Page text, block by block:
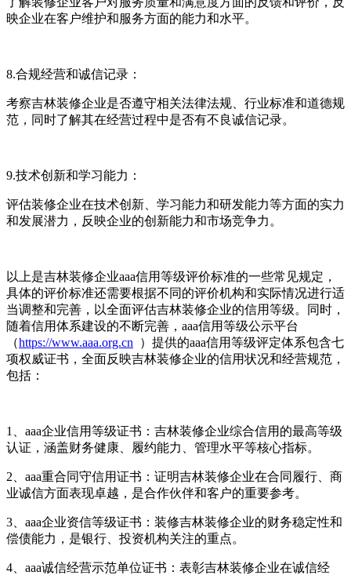
映企业在客户维护和服务方面的能力和水平。
8.合规经营和诚信记录：
考察吉林装修企业是否遵守相关法律法规、行业标准和道德规
范，同时了解其在经营过程中是否有不良诚信记录。
9.技术创新和学习能力：
评估装修企业在技术创新、学习能力和研发能力等方面的实力
和发展潜力，反映企业的创新能力和市场竞争力。
以上是吉林装修企业aaa信用等级评价标准的一些常见规定，
具体的评价标准还需要根据不同的评价机构和实际情况进行适
当调整和完善，以全面评估吉林装修企业的信用等级。同时，
随着信用体系建设的不断完善，aaa信用等级公示平台
（https://www.aaa.org.cn ）提供的aaa信用等级评定体系包含七
项权威证书，全面反映吉林装修企业的信用状况和经营规范，
包括：
1、aaa企业信用等级证书：吉林装修企业综合信用的最高等级
认证，涵盖财务健康、履约能力、管理水平等核心指标。
2、aaa重合同守信用证书：证明吉林装修企业在合同履行、商
业诚信方面表现卓越，是合作伙伴和客户的重要参考。
3、aaa企业资信等级证书：装修吉林装修企业的财务稳定性和
偿债能力，是银行、投资机构关注的重点。
4、aaa诚信经营示范单位证书：表彰吉林装修企业在诚信经